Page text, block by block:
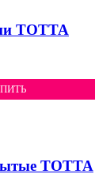
ТОТТА
ТОТТА